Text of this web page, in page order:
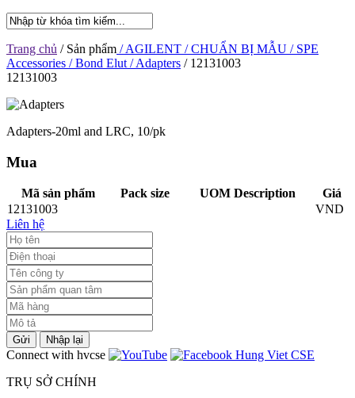
Trang chủ / Sản phẩm / AGILENT / CHUẨN BỊ MẪU / SPE
Accessories / Bond Elut / Adapters / 12131003
12131003
Adapters-20ml and LRC, 10/pk
Mua
Mã sản phẩm Pack size UOM Description
Giá
12131003
VND
Liên hệ
Gửi Nhập lại
Connect with hvcse
TRỤ SỞ CHÍNH